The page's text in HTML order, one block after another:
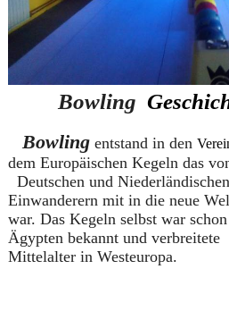
Bowling
Bowling entstand in den
dem Europäischen
Deutschen und
Einwanderern mit in die neue
war. Das Kegeln selbst war
Ägypten bekannt und
Mittelalter in Westeuropa.